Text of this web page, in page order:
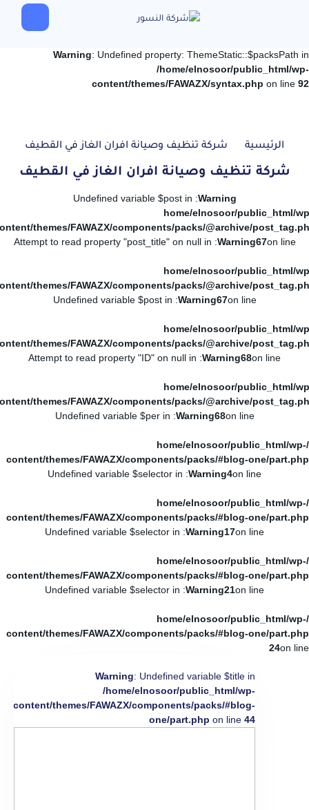
Warning: Undefined property: ThemeStatic::$packsPath in
/home/elnosoor/public_html/wp-
content/themes/FAWAZX/syntax.php on line 92
الرئيسية شركة تنظيف وصيانة افران الغاز في القطيف
شركة تنظيف وصيانة افران الغاز في القطيف
Warning
: Undefined variable $post in
/home/elnosoor/public_html/
themes/FAWAZX/components/packs/@archive/
on line
67
Warning
: Attempt to read property "post_title" on null in
/home/elnosoor/public_html/
themes/FAWAZX/components/packs/@archive/
on line
67
Warning
: Undefined variable $post in
/home/elnosoor/public_html/
themes/FAWAZX/components/packs/@archive/
on line
68
Warning
: Attempt to read property "ID" on null in
/home/elnosoor/public_html/
themes/FAWAZX/components/packs/@archive/
on line
68
Warning
: Undefined variable $per in
/home/elnosoor/public_html/wp-
content/themes/FAWAZX/components/packs/#blog-one/part.php
on line
4
Warning
: Undefined variable $selector in
/home/elnosoor/public_html/wp-
content/themes/FAWAZX/components/packs/#blog-one/part.php
on line
17
Warning
: Undefined variable $selector in
/home/elnosoor/public_html/wp-
content/themes/FAWAZX/components/packs/#blog-one/part.php
on line
21
Warning
: Undefined variable $selector in
/home/elnosoor/public_html/wp-
content/themes/FAWAZX/components/packs/#blog-one/part.php
on line
24
Warning: Undefined variable $title in
/home/elnosoor/public_html/wp-
content/themes/FAWAZX/components/packs/#blog-
one/part.php on line 44